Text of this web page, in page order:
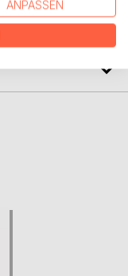
ANPASSEN